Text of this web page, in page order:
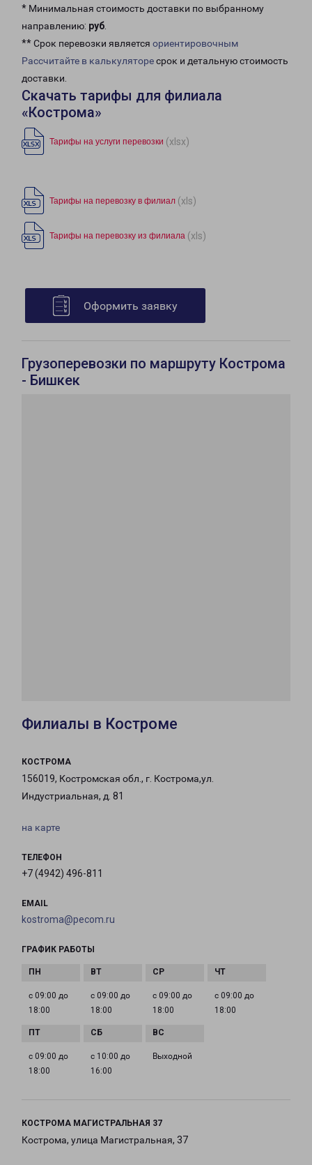
* Минимальная стоимость доставки по выбранному
направлению: руб.
** Срок перевозки является ориентировочным
Рассчитайте в калькуляторесрок и детальную стоимость
доставки.
Скачать тарифы для филиала
«Кострома»
Тарифы на услуги перевозки (xlsx)
Тарифы на перевозку в филиал (xls)
Тарифы на перевозку из филиала (xls)
Оформить заявку
Грузоперевозки по маршруту Кострома
- Бишкек
Филиалы в Костроме
КОСТРОМА
156019, Костромская обл., г. Кострома,ул.
Индустриальная, д. 81
на карте
ТЕЛЕФОН
+7 (4942) 496-811
EMAIL
kostroma@pecom.ru
ГРАФИК РАБОТЫ
с 09:00 до
18:00
с 09:00 до
18:00
с 09:00 до
18:00
с 09:00 до
18:00
с 09:00 до
18:00
с 10:00 до
16:00
Выходной
КОСТРОМА МАГИСТРАЛЬНАЯ 37
Кострома, улица Магистральная, 37